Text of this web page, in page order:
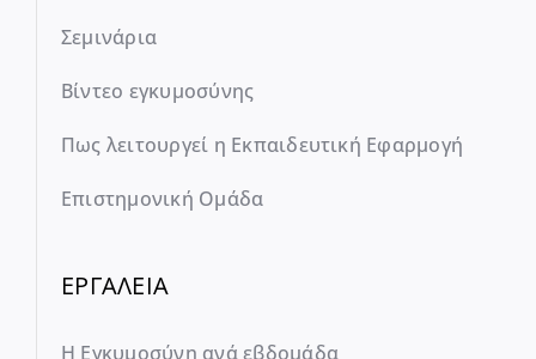
Σεμινάρια
Βίντεο εγκυμοσύνης
Πως λειτουργεί η Εκπαιδευτική Εφαρμογή
Επιστημονική Ομάδα
ΕΡΓΑΛΕΙΑ
Η Εγκυμοσύνη ανά εβδομάδα